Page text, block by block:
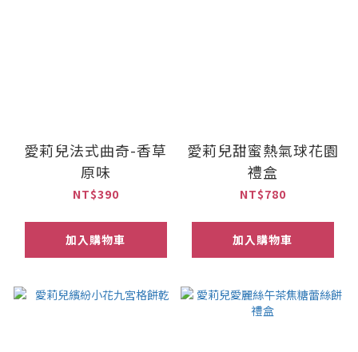
愛莉兒法式曲奇-香草
原味
NT$390
加入購物車
愛莉兒甜蜜熱氣球花園
禮盒
NT$780
加入購物車